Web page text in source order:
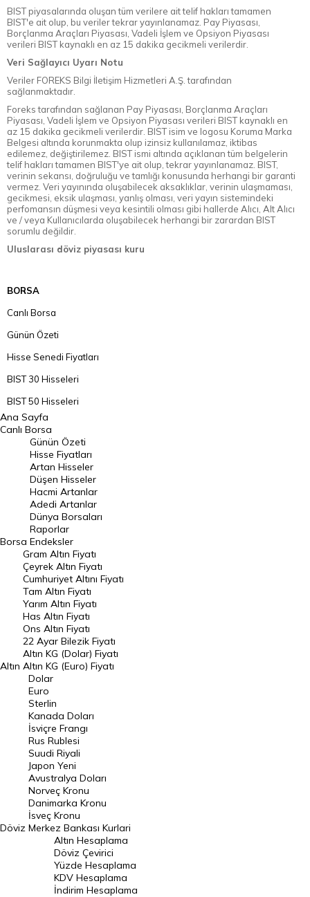
BIST piyasalarında oluşan tüm verilere ait telif hakları tamamen
BIST'e ait olup, bu veriler tekrar yayınlanamaz. Pay Piyasası,
Borçlanma Araçları Piyasası, Vadeli İşlem ve Opsiyon Piyasası
verileri BIST kaynaklı en az 15 dakika gecikmeli verilerdir.
Veri Sağlayıcı Uyarı Notu
Veriler FOREKS Bilgi İletişim Hizmetleri A.Ş. tarafından
sağlanmaktadır.
Foreks tarafından sağlanan Pay Piyasası, Borçlanma Araçları
Piyasası, Vadeli İşlem ve Opsiyon Piyasası verileri BIST kaynaklı en
az 15 dakika gecikmeli verilerdir. BIST isim ve logosu Koruma Marka
Belgesi altında korunmakta olup izinsiz kullanılamaz, iktibas
edilemez, değiştirilemez. BIST ismi altında açıklanan tüm belgelerin
telif hakları tamamen BIST'ye ait olup, tekrar yayınlanamaz. BIST,
verinin sekansı, doğruluğu ve tamlığı konusunda herhangi bir garanti
vermez. Veri yayınında oluşabilecek aksaklıklar, verinin ulaşmaması,
gecikmesi, eksik ulaşması, yanlış olması, veri yayın sistemindeki
perfomansın düşmesi veya kesintili olması gibi hallerde Alıcı, Alt Alıcı
ve / veya Kullanıcılarda oluşabilecek herhangi bir zarardan BIST
sorumlu değildir.
Uluslarası döviz piyasası kuru
BORSA
Canlı Borsa
Günün Özeti
Hisse Senedi Fiyatları
BIST 30 Hisseleri
BIST 50 Hisseleri
BIST 100 Hisseleri
En Çok Artan Hisseler
En Çok Düşen Hisseler
Hacmi Artanlar
Geçmiş Kapanışlar
Dünya Borsaları
Raporlar
Endeksler
DÖVİZ
Döviz Kuru
Dolar Kuru
Euro Kuru
Pound Kuru
Frank Kuru
Riyal Kuru
Avustralya Doları
Danimarka Kronu Kuru
Kanada Doları Kuru
Norveç Kronu Kuru
İsveç Kronu Kuru
Japon Yeni Kuru
Ana Sayfa
Canlı Borsa
Borsa
Günün Özeti
Hisse Fiyatları
Artan Hisseler
Düşen Hisseler
Hacmi Artanlar
Adedi Artanlar
Dünya Borsaları
Raporlar
Endeksler
Altın
Gram Altın Fiyatı
Çeyrek Altın Fiyatı
Cumhuriyet Altını Fiyatı
Tam Altın Fiyatı
Yarım Altın Fiyatı
Has Altın Fiyatı
Ons Altın Fiyatı
22 Ayar Bilezik Fiyatı
Altın KG (Dolar) Fiyatı
Altın KG (Euro) Fiyatı
Döviz
Dolar
Euro
Sterlin
Kanada Doları
İsviçre Frangı
Rus Rublesi
Suudi Riyali
Japon Yeni
Avustralya Doları
Norveç Kronu
Danimarka Kronu
İsveç Kronu
Merkez Bankası Kurlari
Altın Hesaplama
Döviz Çevirici
Yüzde Hesaplama
KDV Hesaplama
İndirim Hesaplama